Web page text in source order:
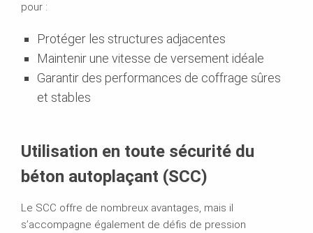
pour :
Protéger les structures adjacentes
Maintenir une vitesse de versement idéale
Garantir des performances de coffrage sûres
et stables
Utilisation en toute sécurité du
béton autoplaçant (SCC)
Le SCC offre de nombreux avantages, mais il
s’accompagne également de défis de pression